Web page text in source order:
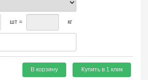
шт = кг
В корзину Купить в 1 клик